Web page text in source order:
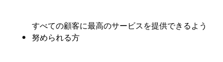
すべての顧客に最高のサービスを提供できるよう
努められる方